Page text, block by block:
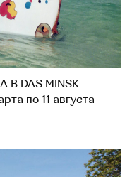
В DAS MINSK
по 11 августа